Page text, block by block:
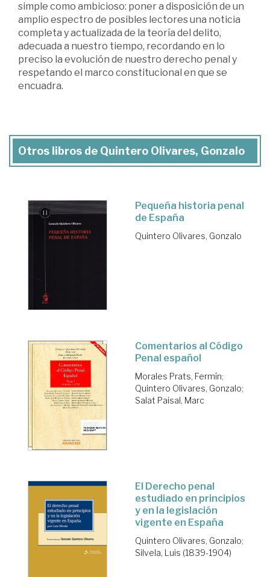
simple como ambicioso: poner a disposición de un
amplio espectro de posibles lectores una noticia
completa y actualizada de la teoría del delito,
adecuada a nuestro tiempo, recordando en lo
preciso la evolución de nuestro derecho penal y
respetando el marco constitucional en que se
encuadra.
Otros libros de Quintero Olivares, Gonzalo
Pequeña historia penal
de España
Quintero Olivares, Gonzalo
Comentarios al Código
Penal español
Morales Prats, Fermín;
Quintero Olivares, Gonzalo;
Salat Paisal, Marc
El Derecho penal
estudiado en principios
y en la legislación
vigente en España
Quintero Olivares, Gonzalo;
Silvela, Luis (1839-1904)